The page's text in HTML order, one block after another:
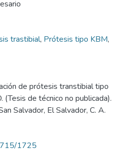
trastibial, Prótesis tipo KBM,
de prótesis transtibial tipo
de técnico no publicada).
Salvador, El Salvador, C. A.
1725